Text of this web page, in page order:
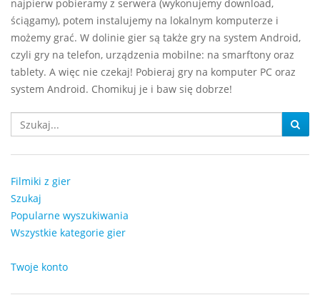
najpierw pobieramy z serwera (wykonujemy download,
ściągamy), potem instalujemy na lokalnym komputerze i
możemy grać. W dolinie gier są także gry na system Android,
czyli gry na telefon, urządzenia mobilne: na smarftony oraz
tablety. A więc nie czekaj! Pobieraj gry na komputer PC oraz
system Android. Chomikuj je i baw się dobrze!
Filmiki z gier
Szukaj
Popularne wyszukiwania
Wszystkie kategorie gier
Twoje konto